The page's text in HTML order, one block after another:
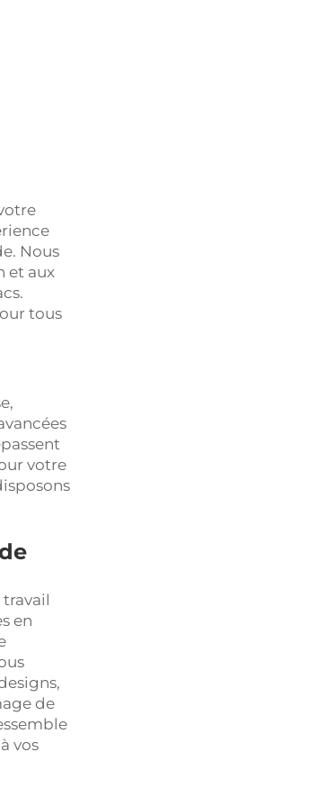
Nous
et aux
tous
votre
travail
en
de
vos